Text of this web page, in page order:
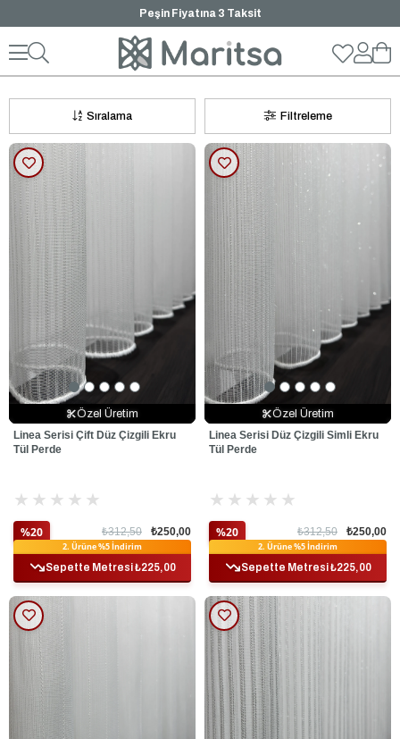
Peşin Fiyatına 3 Taksit
Çizgili Tül Perde
Filtreleme
Sıralama
Özel Üretim
Özel Üretim
Özel Üretim
Linea Serisi Çift Düz Çizgili Ekru
Tül Perde
★ ★ ★ ★ ★
₺250,00
₺312,50
%20
Ek %10 İndirim
2. Ürüne %5 İndirim
Sepette Metresi ₺225,00
Özel Üretim
Özel Üretim
Özel Üretim
Linea Serisi Düz Çizgili Simli Ekru
Tül Perde
★ ★ ★ ★ ★
₺250,00
₺312,50
%20
Ek %10 İndirim
2. Ürüne %5 İndirim
Sepette Metresi ₺225,00